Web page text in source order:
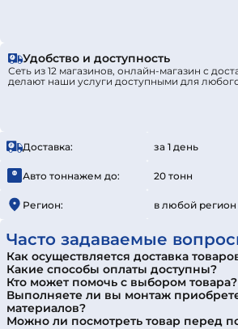
Удобство и доступность
Сеть из 12 магазинов, онлайн-магазин с
делают наши услуги доступными для
Доставка: за 1 день
Авто тоннажем до: 20 тонн
Регион: в любой
Часто задаваемые
Как осуществляется доставка
Какие способы оплаты доступны?
Кто может помочь с выбором товара?
Выполняете ли вы монтаж
материалов?
Можно ли посмотреть товар перед